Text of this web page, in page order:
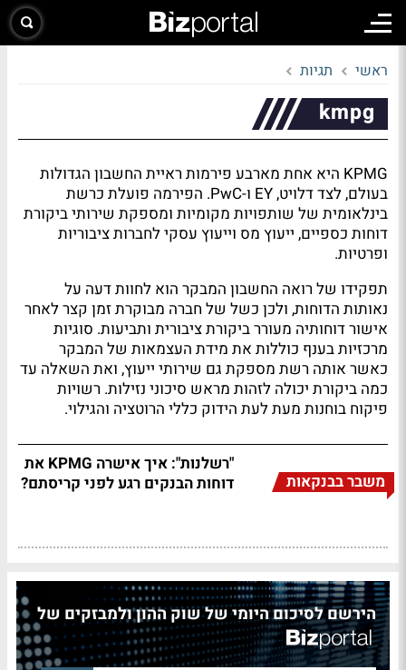
ראשי תגיות
kmpg
KPMG היא אחת מארבע פירמות ראיית החשבון הגדולות
בעולם, לצד דלויט, EY ו-PwC. הפירמה פועלת כרשת
בינלאומית של שותפויות מקומיות ומספקת שירותי ביקורת
דוחות כספיים, ייעוץ מס וייעוץ עסקי לחברות ציבוריות
ופרטיות.
תפקידו של רואה החשבון המבקר הוא לחוות דעה על
נאותות הדוחות, ולכן כשל של חברה מבוקרת זמן קצר לאחר
אישור דוחותיה מעורר ביקורת ציבורית ותביעות. סוגיות
מרכזיות בענף כוללות את מידת העצמאות של המבקר
כאשר אותה רשת מספקת גם שירותי ייעוץ, ואת השאלה עד
כמה ביקורת יכולה לזהות מראש סיכוני נזילות. רשויות
פיקוח בוחנות מעת לעת הידוק כללי הרוטציה והגילוי.
משבר בבנקאות
"רשלנות": איך אישרה KPMG את
דוחות הבנקים רגע לפני קריסתם?
הירשם לסיכום היומי של שוק ההון ולמבזקים של